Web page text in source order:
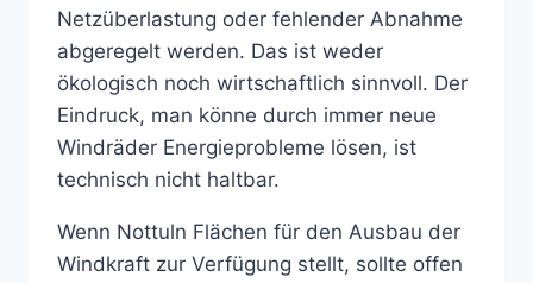
Netzüberlastung oder fehlender Abnahme
abgeregelt werden. Das ist weder
ökologisch noch wirtschaftlich sinnvoll. Der
Eindruck, man könne durch immer neue
Windräder Energieprobleme lösen, ist
technisch nicht haltbar.
Wenn Nottuln Flächen für den Ausbau der
Windkraft zur Verfügung stellt, sollte offen